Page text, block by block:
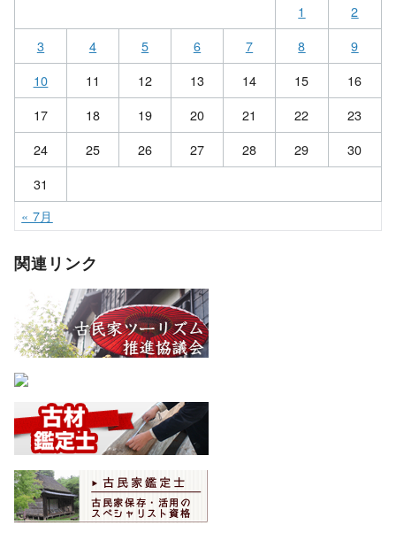
1
2
3
4 5 6 7 8
9
10
11 12 13 14 15
16
17
18 19 20 21 22
23
24
25 26 27 28 29
30
31
« 7月
関連リンク